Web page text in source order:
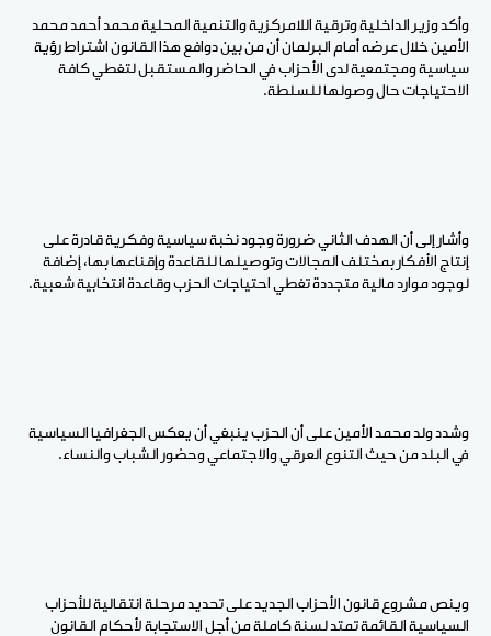
وأكد وزير الداخلية وترقية اللامركزية والتنمية المحلية محمد أحمد محمد
الأمين خلال عرضه أمام البرلمان أن من بين دوافع هذا القانون اشتراط رؤية
سياسية ومجتمعية لدى الأحزاب في الحاضر والمستقبل لتغطي كافة
الاحتياجات حال وصولها للسلطة.
وأشار إلى أن الهدف الثاني ضرورة وجود نخبة سياسية وفكرية قادرة على
إنتاج الأفكار بمختلف المجالات وتوصيلها للقاعدة وإقناعها بها، إضافة
لوجود موارد مالية متجددة تغطي احتياجات الحزب وقاعدة انتخابية شعبية.
وشدد ولد محمد الأمين على أن الحزب ينبغي أن يعكس الجغرافيا السياسية
في البلد من حيث التنوع العرقي والاجتماعي وحضور الشباب والنساء.
وينص مشروع قانون الأحزاب الجديد على تحديد مرحلة انتقالية للأحزاب
السياسية القائمة تمتد لسنة كاملة من أجل الاستجابة لأحكام القانون